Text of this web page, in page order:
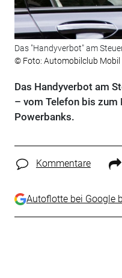
Das "Handyverbot" am
© Foto: Automobilclub Mobil
Das Handyverbot am
– vom Telefon bis
Powerbanks.
Kommentare
Autoflotte bei Google